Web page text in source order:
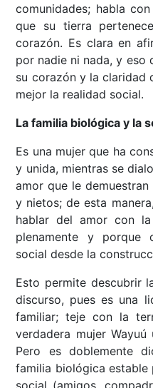
comunidades; habla
que su tierra
corazón. Es clara en
por nadie ni nada, y eso
su corazón y la claridad
mejor la realidad social.
La familia biológica y la
Es una mujer que ha
y unida, mientras se
amor que le
y nietos; de esta
hablar del amor con
plenamente y porque
social desde la
Esto permite descubrir
discurso, pues es una
familiar; teje con la
verdadera mujer
Pero es doblemente
familia biológica estable